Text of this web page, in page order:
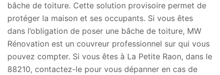
bâche de toiture. Cette solution provisoire permet de
protéger la maison et ses occupants. Si vous êtes
dans l’obligation de poser une bâche de toiture, MW
Rénovation est un couvreur professionnel sur qui vous
pouvez compter. Si vous êtes à La Petite Raon, dans le
88210, contactez-le pour vous dépanner en cas de